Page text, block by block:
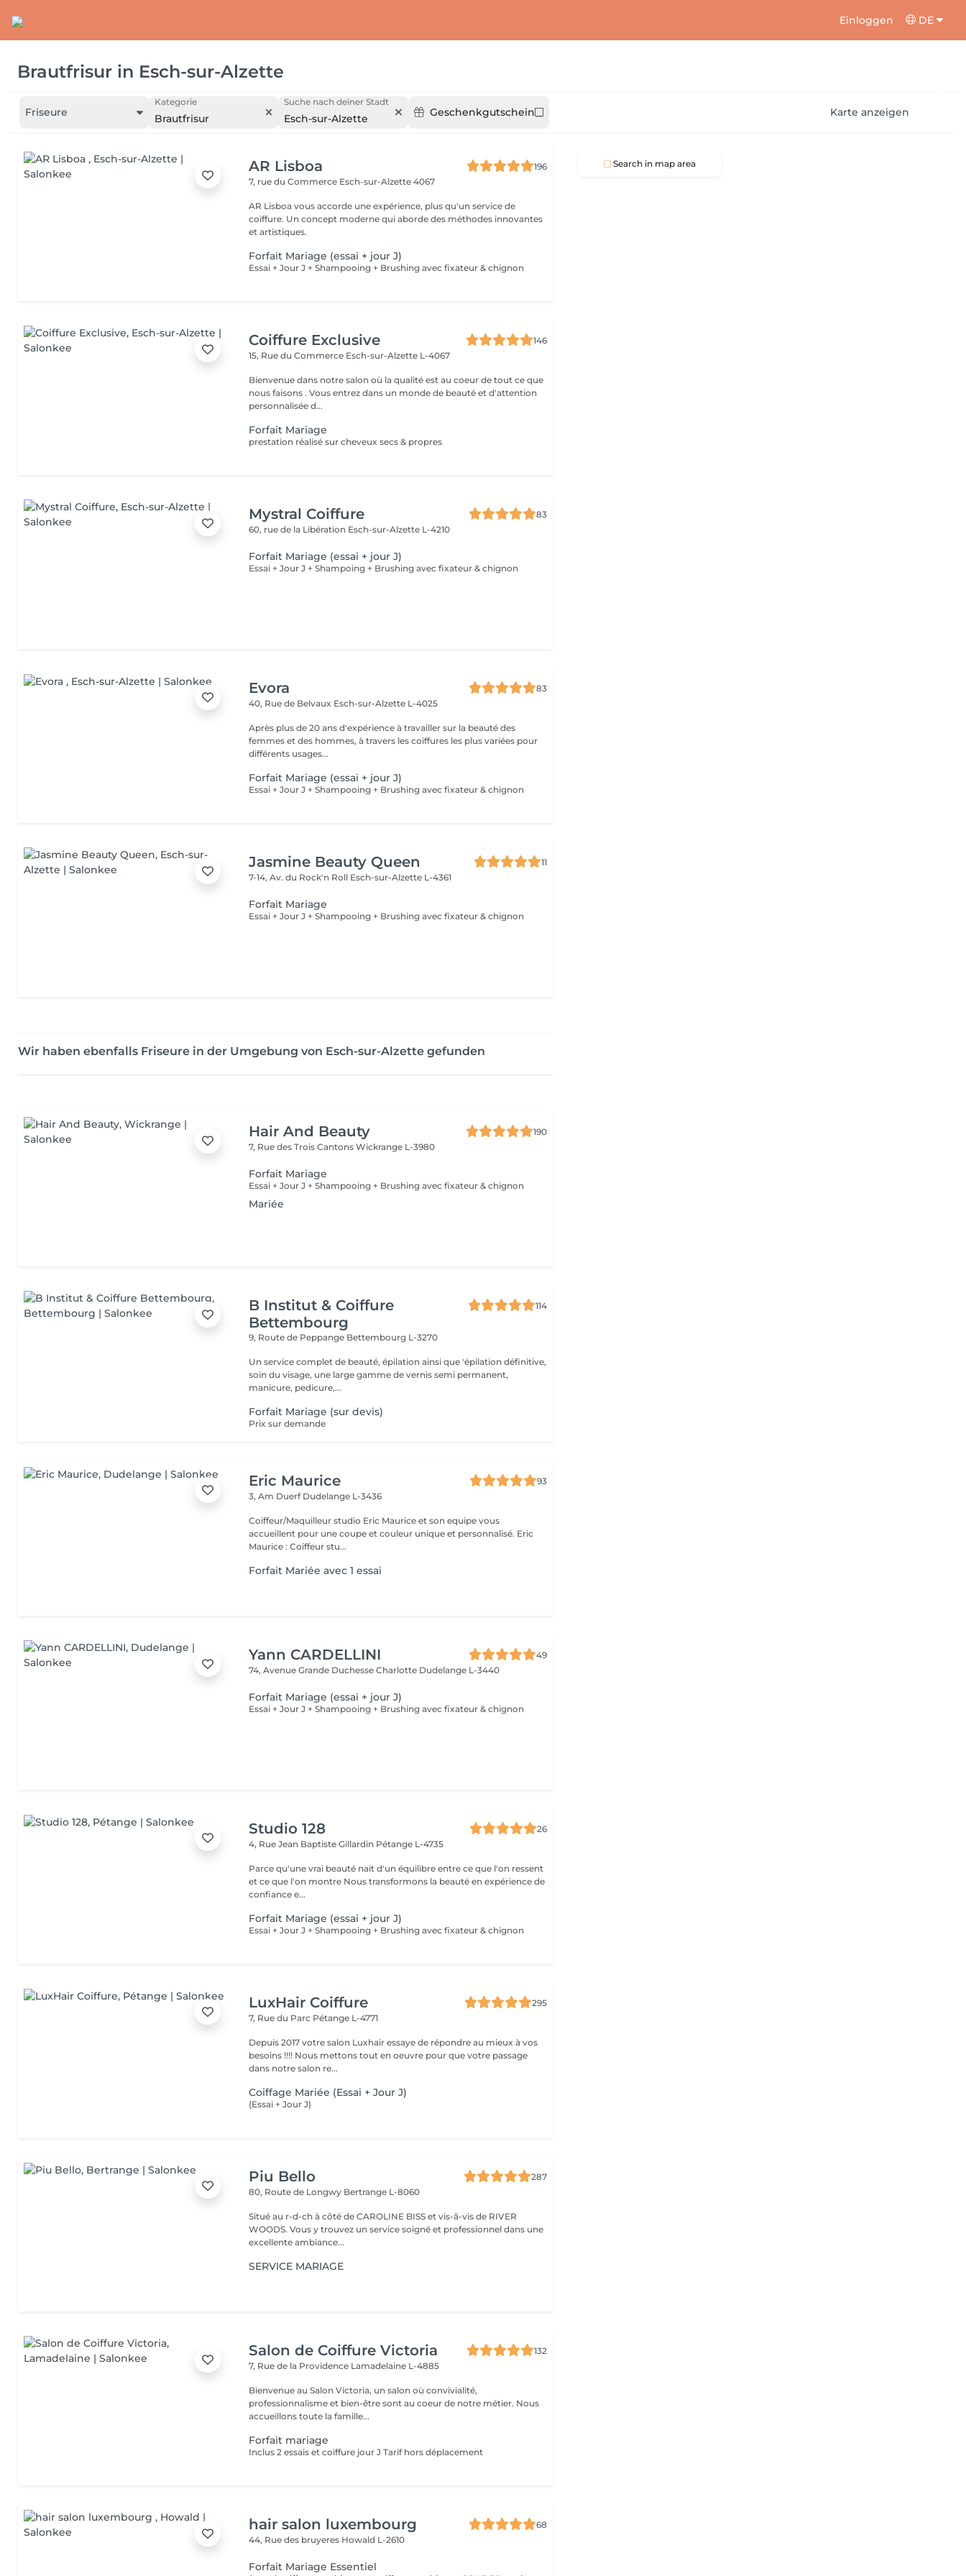
Einloggen DE
Brautfrisur in Esch-sur-Alzette
Friseure
Kategorie
Brautfrisur
Suche nach deiner Stadt
Esch-sur-Alzette Geschenkgutschein Karte anzeigen
AR Lisboa
196
7, rue du Commerce Esch-sur-Alzette 4067
AR Lisboa vous accorde une expérience, plus qu'un service de
coiffure. Un concept moderne qui aborde des méthodes innovantes
et artistiques.
Forfait Mariage (essai + jour J)
Essai + Jour J + Shampooing + Brushing avec fixateur & chignon
Coiffure Exclusive
146
15, Rue du Commerce Esch-sur-Alzette L-4067
Bienvenue dans notre salon où la qualité est au coeur de tout ce que
nous faisons . Vous entrez dans un monde de beauté et d'attention
personnalisée d...
Forfait Mariage
prestation réalisé sur cheveux secs & propres
Mystral Coiffure
83
60, rue de la Libération Esch-sur-Alzette L-4210
Forfait Mariage (essai + jour J)
Essai + Jour J + Shampoing + Brushing avec fixateur & chignon
Evora
83
40, Rue de Belvaux Esch-sur-Alzette L-4025
Après plus de 20 ans d'expérience à travailler sur la beauté des
femmes et des hommes, à travers les coiffures les plus variées pour
différents usages...
Forfait Mariage (essai + jour J)
Essai + Jour J + Shampooing + Brushing avec fixateur & chignon
Jasmine Beauty Queen
11
7-14, Av. du Rock'n Roll Esch-sur-Alzette L-4361
Forfait Mariage
Essai + Jour J + Shampooing + Brushing avec fixateur & chignon
Wir haben ebenfalls Friseure in der Umgebung von Esch-sur-Alzette gefunden
Hair And Beauty
190
7, Rue des Trois CantonsWickrange L-3980
Forfait Mariage
Essai + Jour J + Shampooing + Brushing avec fixateur & chignon
Mariée
B Institut & Coiffure
Bettembourg
114
9, Route de Peppange Bettembourg L-3270
Un service complet de beauté, épilation ainsi que 'épilation définitive,
soin du visage, une large gamme de vernis semi permanent,
manicure, pedicure,...
Forfait Mariage (sur devis)
Prix sur demande
Eric Maurice
93
3, Am Duerf Dudelange L-3436
Coiffeur/Maquilleur studio Eric Maurice et son equipe vous
accueillent pour une coupe et couleur unique et personnalisé. Eric
Maurice : Coiffeur stu...
Forfait Mariée avec 1 essai
Yann CARDELLINI
49
74, Avenue Grande Duchesse Charlotte Dudelange L-3440
Forfait Mariage (essai + jour J)
Essai + Jour J + Shampooing + Brushing avec fixateur & chignon
Studio 128
26
4, Rue Jean Baptiste Gillardin Pétange L-4735
Parce qu'une vrai beauté nait d'un équilibre entre ce que l'on ressent
et ce que l'on montre Nous transformons la beauté en expérience de
confiance e...
Forfait Mariage (essai + jour J)
Essai + Jour J + Shampooing + Brushing avec fixateur & chignon
LuxHair Coiffure
295
7, Rue du Parc Pétange L-4771
Depuis 2017 votre salon Luxhair essaye de répondre au mieux à vos
besoins !!!! Nous mettons tout en oeuvre pour que votre passage
dans notre salon re...
Coiffage Mariée (Essai + Jour J)
(Essai + Jour J)
Piu Bello
287
80, Route de Longwy Bertrange L-8060
Situé au r-d-ch à côté de CAROLINE BISS et vis-â-vis de RIVER
WOODS. Vous y trouvez un service soigné et professionnel dans une
excellente ambiance...
SERVICE MARIAGE
Salon de Coiffure Victoria
132
7, Rue de la Providence Lamadelaine L-4885
Bienvenue au Salon Victoria, un salon où convivialité,
professionnalisme et bien-être sont au coeur de notre métier. Nous
accueillons toute la famille...
Forfait mariage
Inclus 2 essais et coiffure jour J Tarif hors déplacement
hair salon luxembourg
68
44, Rue des bruyeres Howald L-2610
Forfait Mariage Essentiel
Search in map area